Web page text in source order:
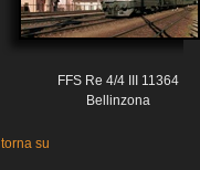
FFS Re 4/4 III 11364
Bellinzona
torna su